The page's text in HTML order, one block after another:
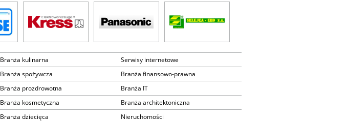
Branża kulinarna
Branża spożywcza
Branża prozdrowotna
Branża kosmetyczna
Branża dziecięca
Serwisy internetowe
Branża finansowo-prawna
Branża IT
Branża architektoniczna
Nieruchomości